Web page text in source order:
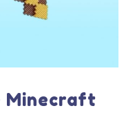
Minecraft